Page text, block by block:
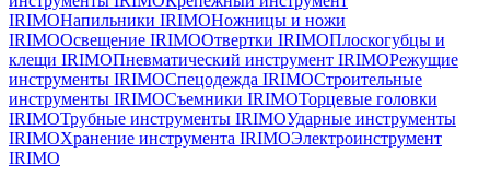
IRIMOНапильники IRIMOНожницы и ножи
IRIMOОсвещение IRIMOОтвертки IRIMOПлоскогубцы и
клещи IRIMOПневматический инструмент IRIMOРежущие
инструменты IRIMOСпецодежда IRIMOСтроительные
инструменты IRIMOСъемники IRIMOТорцевые головки
IRIMOТрубные инструменты IRIMOУдарные инструменты
IRIMOХранение инструмента IRIMOЭлектроинструмент
IRIMO